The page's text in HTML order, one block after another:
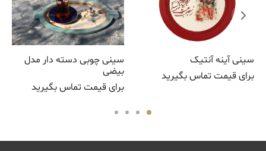
سینی آینه آنتیک
برای قیمت تماس بگیرید
سینی چوبی دسته دار مدل
بیضی
برای قیمت تماس بگیرید